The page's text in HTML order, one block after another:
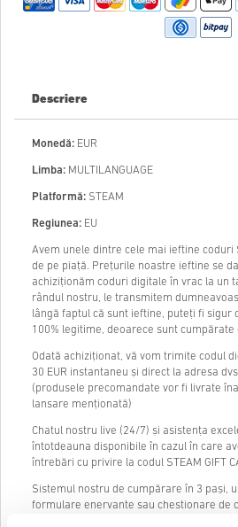
Descriere
Monedă: EUR
Limba: MULTILANGUAGE
Platformă: STEAM
Regiunea: EU
Avem unele dintre cele mai ieftine coduri
de pe piață. Prețurile noastre ieftine se
achiziționăm coduri digitale în vrac la un
rândul nostru, le transmitem
lângă faptul că sunt ieftine, puteți fi sigur
100% legitime, deoarece sunt
Odată achiziționat, vă vom trimite codul
30 EUR instantaneu și direct la adresa
(produsele precomandate vor fi livrate
lansare menționată)
Chatul nostru live (24/7) și asistența
întotdeauna disponibile în cazul în care
întrebări cu privire la codul STEAM GIFT
Sistemul nostru de cumpărare în 3 pași,
formulare enervante sau chestionare de